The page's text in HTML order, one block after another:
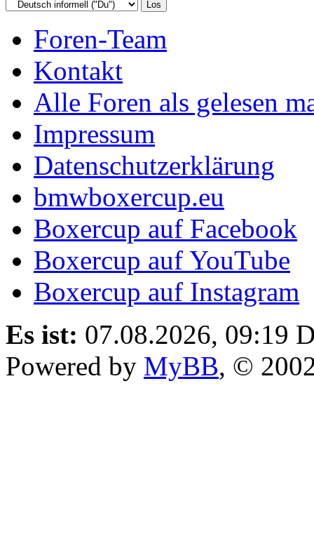
Foren-Team
Kontakt
Alle Foren als gelesen
Impressum
Datenschutzerklärung
bmwboxercup.eu
Boxercup auf Facebook
Boxercup auf YouTube
Boxercup auf Instagram
Es ist: 07.08.2026, 09:19
Powered by MyBB, ©